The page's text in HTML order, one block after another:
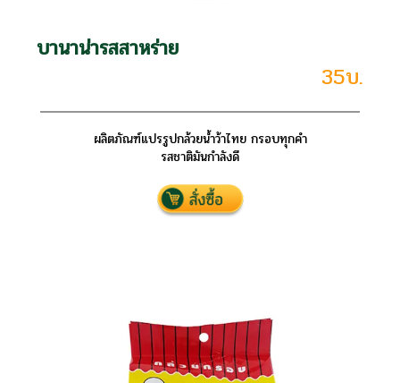
บานาน่ารสสาหร่าย
35บ.
ผลิตภัณฑ์แปรรูปกล้วยน้ำว้าไทย กรอบทุกคำ
รสชาติมันกำลังดี